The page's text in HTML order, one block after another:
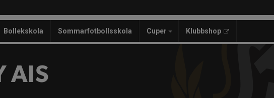
Bollekskola Sommarfotbollsskola Cuper Klubbshop
AIS